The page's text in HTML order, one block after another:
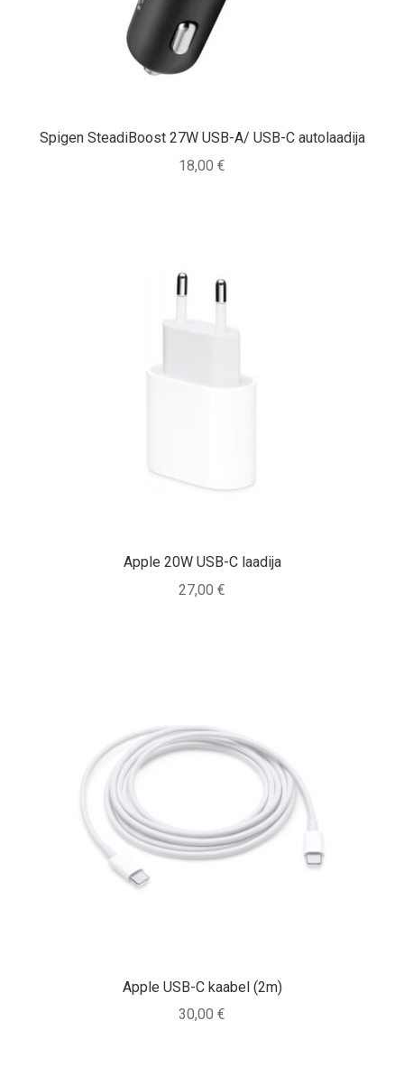
Spigen SteadiBoost 27W USB-A/ USB-C autolaadija
18,00 €
Apple 20W USB-C laadija
27,00 €
Apple USB-C kaabel (2m)
30,00 €